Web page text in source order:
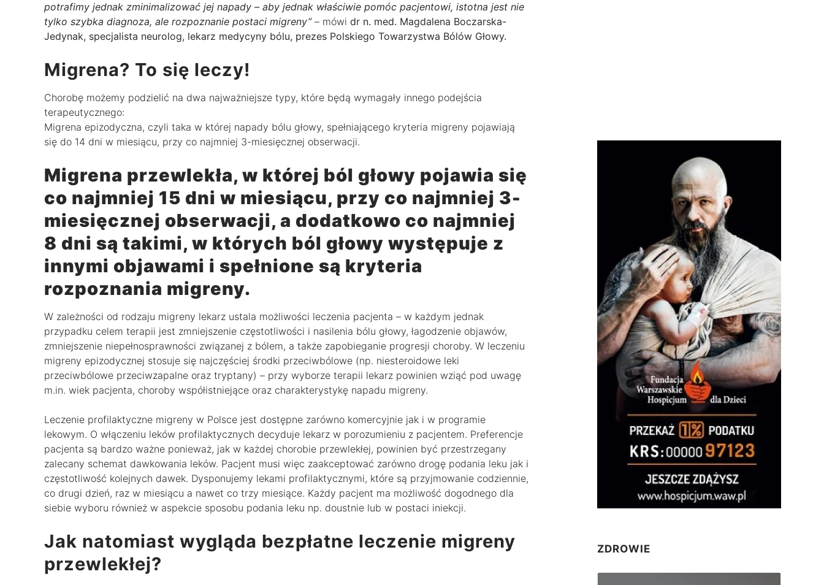
potrafimy jednak zminimalizować jej napady – aby jednak właściwie pomóc pacjentowi, istotna jest nie
tylko szybka diagnoza, ale rozpoznanie postaci migreny”– mówi dr n. med. Magdalena Boczarska-
Jedynak, specjalista neurolog, lekarz medycyny bólu, prezes Polskiego Towarzystwa Bólów Głowy.
Migrena? To się leczy!
Chorobę możemy podzielić na dwa najważniejsze typy, które będą wymagały innego podejścia
terapeutycznego:
Migrena epizodyczna, czyli taka w której napady bólu głowy, spełniającego kryteria migreny pojawiają
się do 14 dni w miesiącu, przy co najmniej 3-miesięcznej obserwacji.
Migrena przewlekła, w której ból głowy pojawia się
co najmniej 15 dni w miesiącu, przy co najmniej 3-
miesięcznej obserwacji, a dodatkowo co najmniej
8 dni są takimi, w których ból głowy występuje z
innymi objawami i spełnione są kryteria
rozpoznania migreny.
W zależności od rodzaju migreny lekarz ustala możliwości leczenia pacjenta – w każdym jednak
przypadku celem terapii jest zmniejszenie częstotliwości i nasilenia bólu głowy, łagodzenie objawów,
zmniejszenie niepełnosprawności związanej z bólem, a także zapobieganie progresji choroby. W leczeniu
migreny epizodycznej stosuje się najczęściej środki przeciwbólowe (np. niesteroidowe leki
przeciwbólowe przeciwzapalne oraz tryptany) – przy wyborze terapii lekarz powinien wziąć pod uwagę
m.in. wiek pacjenta, choroby współistniejące oraz charakterystykę napadu migreny.
Leczenie profilaktyczne migreny w Polsce jest dostępne zarówno komercyjnie jak i w programie
lekowym. O włączeniu leków profilaktycznych decyduje lekarz w porozumieniu z pacjentem. Preferencje
pacjenta są bardzo ważne ponieważ, jak w każdej chorobie przewlekłej, powinien być przestrzegany
zalecany schemat dawkowania leków. Pacjent musi więc zaakceptować zarówno drogę podania leku jak i
częstotliwość kolejnych dawek. Dysponujemy lekami profilaktycznymi, które są przyjmowanie codziennie,
co drugi dzień, raz w miesiącu a nawet co trzy miesiące. Każdy pacjent ma możliwość dogodnego dla
siebie wyboru również w aspekcie sposobu podania leku np. doustnie lub w postaci iniekcji.
Jak natomiast wygląda bezpłatne leczenie migreny
przewlekłej?
ZDROWIE